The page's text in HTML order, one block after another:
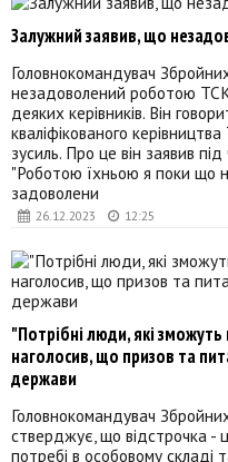
26.12.2023 12:25
Залужний заявив, що
Головнокомандувач
незадоволений роботою
деяких керівників. Він
кваліфікованого
зусиль. Про це він заявив
"Роботою їхньою я поки що
задоволени
"Потрібні люди, які
наголосив, що призов та
держави
Головнокомандувач
стверджує, що відстрочка -
потребі в особовому складі